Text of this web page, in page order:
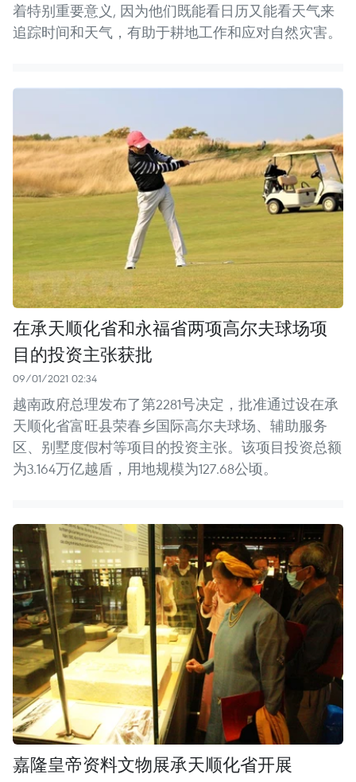
着特别重要意义, 因为他们既能看日历又能看天气来
追踪时间和天气，有助于耕地工作和应对自然灾害。
在承天顺化省和永福省两项高尔夫球场项
目的投资主张获批
09/01/2021 02:34
越南政府总理发布了第2281号决定，批准通过设在承
天顺化省富旺县荣春乡国际高尔夫球场、辅助服务
区、别墅度假村等项目的投资主张。该项目投资总额
为3.164万亿越盾，用地规模为127.68公顷。
嘉隆皇帝资料文物展承天顺化省开展